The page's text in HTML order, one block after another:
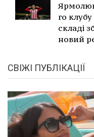
го
складі
новий
СВІЖІ ПУБЛІКАЦІЇ